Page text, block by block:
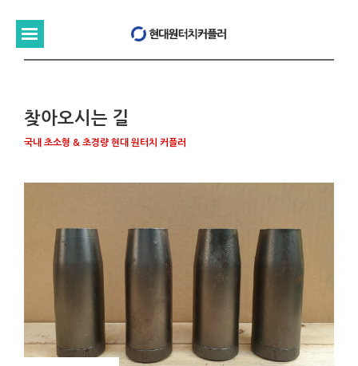
찾아오시는 길
국내 초소형 & 초경량 현대 원터치 커플러